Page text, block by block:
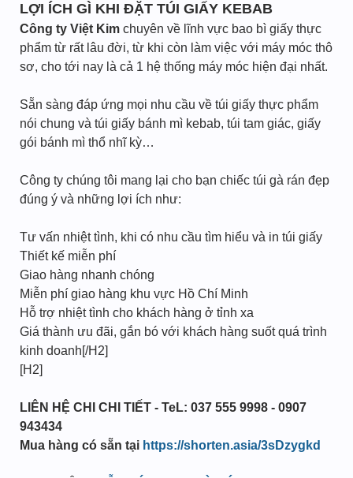
LỢI ÍCH GÌ KHI ĐẶT TÚI GIẤY KEBAB
Công ty Việt Kim chuyên về lĩnh vực bao bì giấy thực
phẩm từ rất lâu đời, từ khi còn làm việc với máy móc thô
sơ, cho tới nay là cả 1 hệ thống máy móc hiện đại nhất.
Sẵn sàng đáp ứng mọi nhu cầu về túi giấy thực phẩm
nói chung và túi giấy bánh mì kebab, túi tam giác, giấy
gói bánh mì thổ nhĩ kỳ…
Công ty chúng tôi mang lại cho bạn chiếc túi gà rán đẹp
đúng ý và những lợi ích như:
Tư vấn nhiệt tình, khi có nhu cầu tìm hiểu và in túi giấy
Thiết kế miễn phí
Giao hàng nhanh chóng
Miễn phí giao hàng khu vực Hồ Chí Minh
Hỗ trợ nhiệt tình cho khách hàng ở tỉnh xa
Giá thành ưu đãi, gắn bó với khách hàng suốt quá trình
kinh doanh[/H2]
[H2]
LIÊN HỆ CHI CHI TIẾT - TeL: 037 555 9998 - 0907
943434
Mua hàng có sẵn tại https://shorten.asia/3sDzygkd